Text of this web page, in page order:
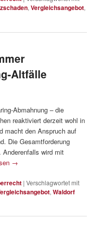
,Vergleichsangebot,
Altfälle
Abmahnung – die
reaktiviert derzeit wohl in
macht den Anspruch auf
Die Gesamtforderung
Anderenfalls wird mit
→
|Verschlagwortet mit
,Waldorf